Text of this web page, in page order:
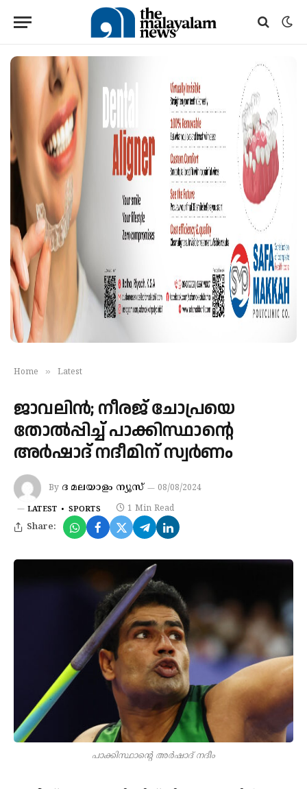
Home » Latest
ജാവലിൻ; നീരജ് ചോപ്രയെ
തോൽപ്പിച്ച് പാക്കിസ്ഥാന്റെ
അർഷാദ് നദീമിന് സ്വർണം
By ദ മലയാളം ന്യൂസ് 08/08/2024
LATEST SPORTS 1 Min Read
Share:
പാക്കിസ്ഥാന്റെ അർഷാദ് നദീം